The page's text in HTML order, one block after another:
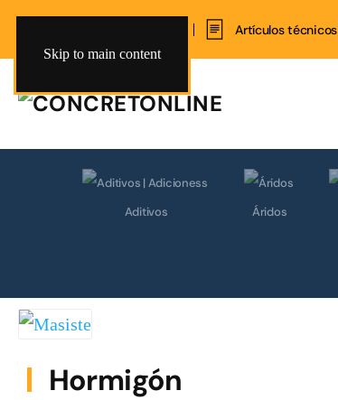
Skip to main content
Artículos técnicos
Aditivos Áridos
Hormigón